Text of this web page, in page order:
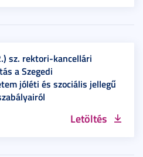
sz. rektori-kancellári
a Szegedi
jóléti és szociális jellegű
Letöltés